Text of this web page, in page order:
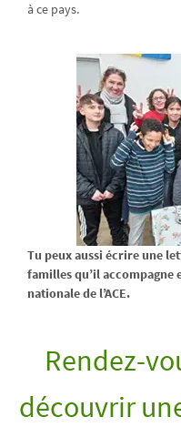
à ce pays.
Tu peux aussi écrire une
familles qu’il accompagne
nationale de l’ACE.
Rendez-
découvrir